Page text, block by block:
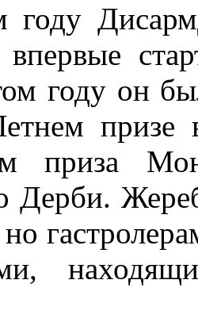
впервые
году он
призе
приза
Дерби.